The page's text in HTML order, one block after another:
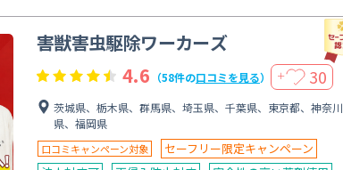
害獣害虫駆除ワーカーズ
4.6 （58件の口コミを見る） ＋ 30
茨城県、栃木県、群馬県、埼玉県、千葉県、東京都、神奈川
県、福岡県
口コミキャンペーン対象
セーフリー限定キャンペーン